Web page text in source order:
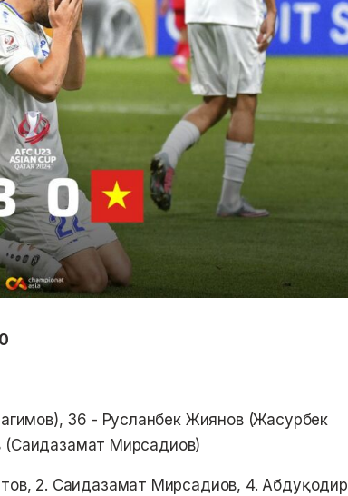
36 - Русланбек Жиянов (Жасурбек
Мирсадиов)
2. Саидазамат Мирсадиов, 4. Абдуқодир